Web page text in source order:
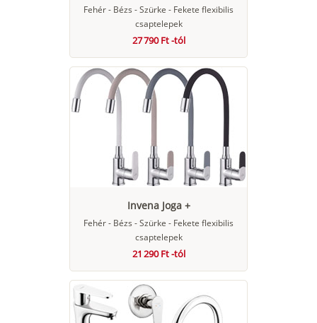
Fehér - Bézs - Szürke - Fekete flexibilis
csaptelepek
27 790 Ft -tól
Invena Joga +
Fehér - Bézs - Szürke - Fekete flexibilis
csaptelepek
21 290 Ft -tól